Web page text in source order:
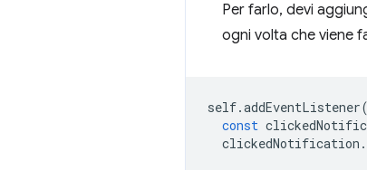
Per farlo, devi
ogni volta che viene
self.addEventListener(
const
clickedNotification .